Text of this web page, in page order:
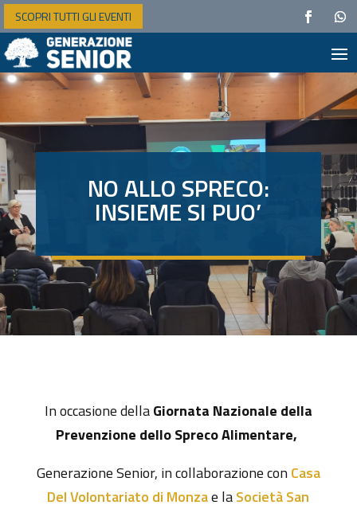
SCOPRI TUTTI GLI EVENTI
NO ALLO SPRECO:
INSIEME SI PUO’
In occasione dellaGiornata Nazionale della
Prevenzione dello Spreco Alimentare,
Generazione Senior, in collaborazione con Casa
Del Volontariato di Monzae laSocietà San